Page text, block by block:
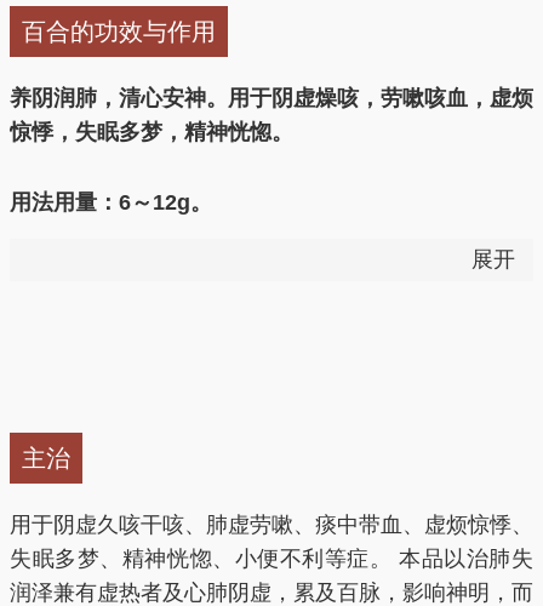
百合的功效与作用
养阴润肺，清心安神。用于阴虚燥咳，劳嗽咳血，虚烦
惊悸，失眠多梦，精神恍惚。
用法用量：6～12g。
——以上来源于《中国药典》
止咳化痕：
肺痨久咳、咳嗽痰血、肺病吐血等症，但百合性寒，不
适合风寒咳嗽。
滋阴润肺：一般伤寒病后体热余热未消，所以神志恍
展开
主治
用于阴虚久咳干咳、肺虚劳嗽、痰中带血、虚烦惊悸、
失眠多梦、精神恍惚、小便不利等症。 本品以治肺失
润泽兼有虚热者及心肺阴虚，累及百脉，影响神明，而